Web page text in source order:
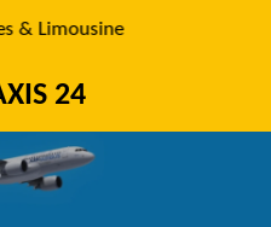
24
& Limousine